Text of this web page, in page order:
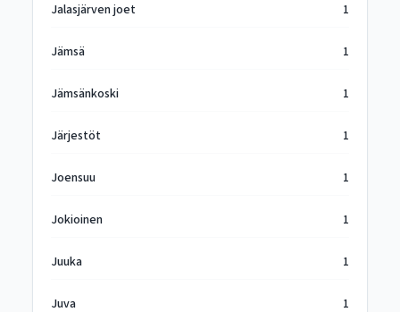
Jalasjärven joet 1
Jämsä 1
Jämsänkoski 1
Järjestöt 1
Joensuu 1
Jokioinen 1
Juuka 1
Juva 1